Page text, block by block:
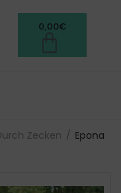
0,00€
Zecken
Epona